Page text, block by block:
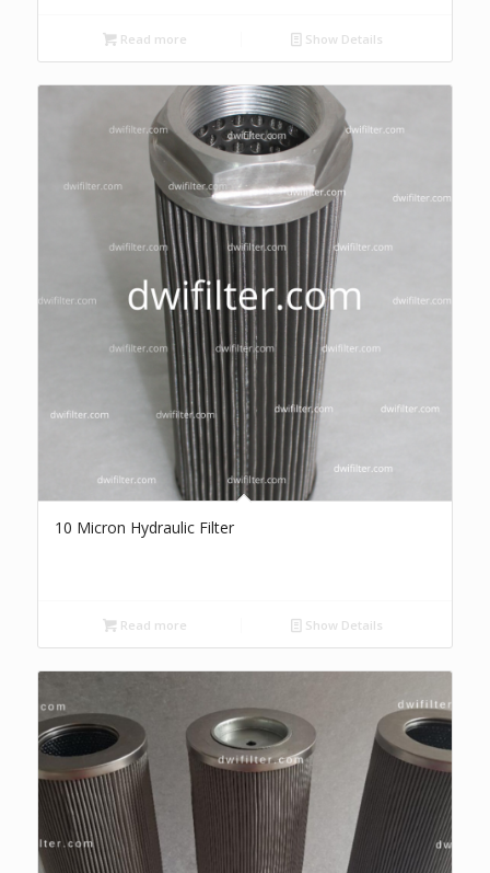
Read more Show Details
10 Micron Hydraulic Filter
Read more Show Details